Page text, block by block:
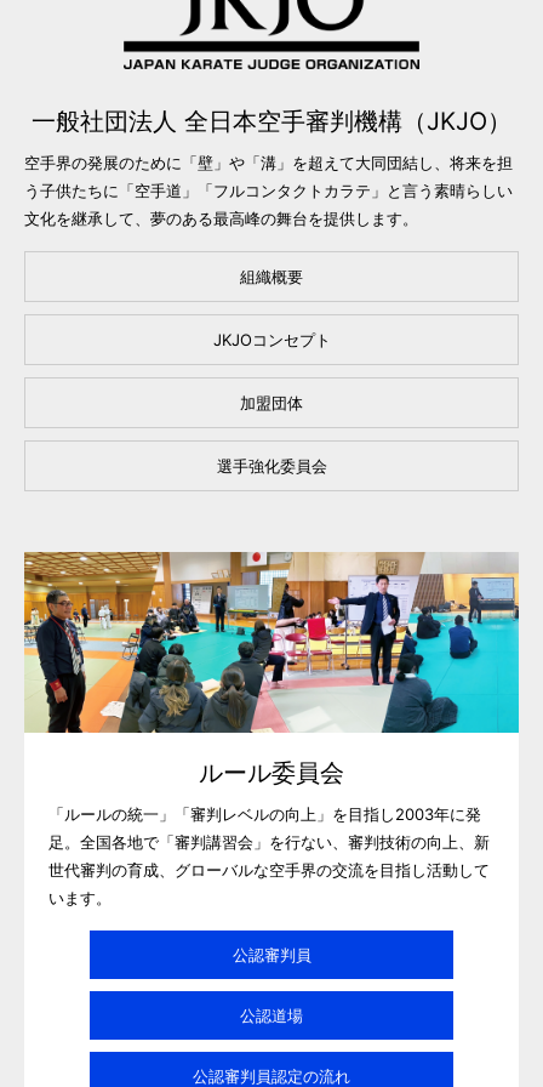
一般社団法人 全日本空手審判機構（JKJO）
空手界の発展のために「壁」や「溝」を超えて大同団結し、将来を担
う子供たちに「空手道」「フルコンタクトカラテ」と言う素晴らしい
文化を継承して、夢のある最高峰の舞台を提供します。
組織概要
JKJOコンセプト
加盟団体
選手強化委員会
ルール委員会
「ルールの統一」「審判レベルの向上」を目指し2003年に発
足。全国各地で「審判講習会」を行ない、審判技術の向上、新
世代審判の育成、グローバルな空手界の交流を目指し活動して
います。
公認審判員
公認道場
公認審判員認定の流れ